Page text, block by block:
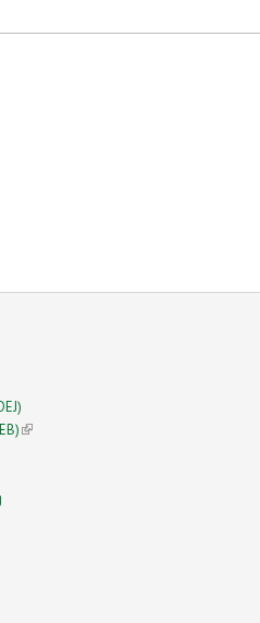
(link is external)